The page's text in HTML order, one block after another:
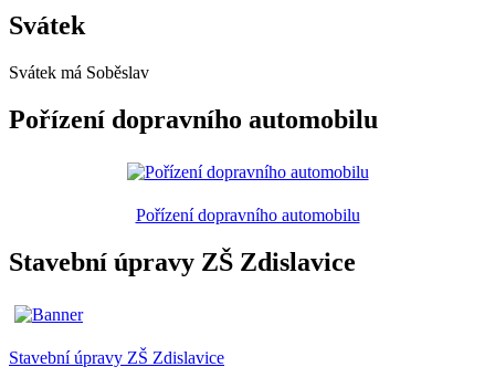
Svátek
Svátek má Soběslav
Pořízení dopravního automobilu
Pořízení dopravního automobilu
Stavební úpravy ZŠ Zdislavice
Stavební úpravy ZŠ Zdislavice